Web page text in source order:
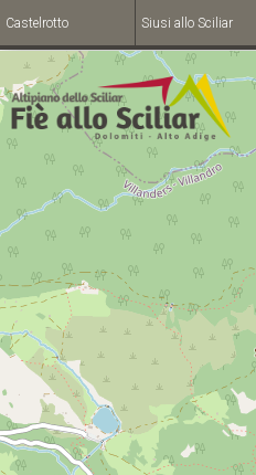
Castelrotto Siusi allo Sciliar